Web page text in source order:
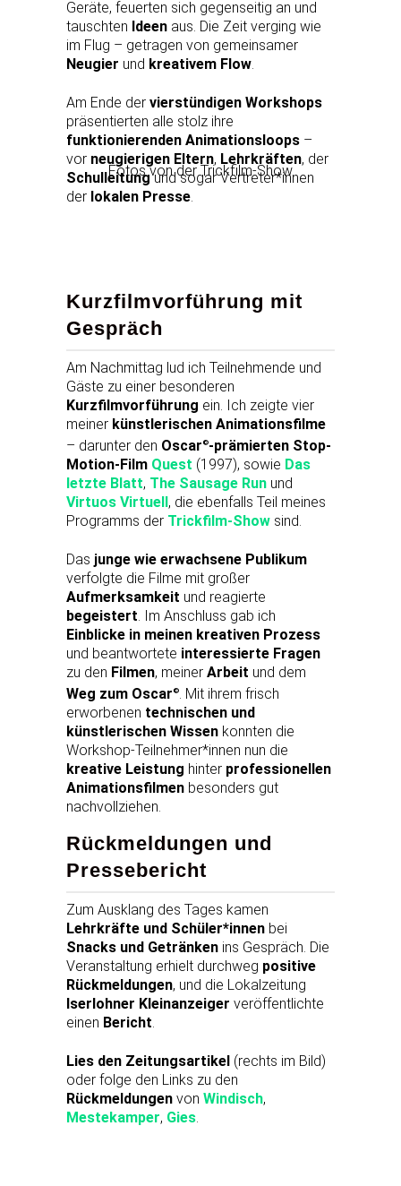
Geräte, feuerten sich gegenseitig an und
tauschten Ideen aus. Die Zeit verging wie
im Flug – getragen von gemeinsamer
Neugier und kreativem Flow
Am Ende der vierstündigen Workshops
präsentierten alle stolz ihre
funktionierenden Animationsloops –
vor neugierigen Eltern, Lehrkräften, der
Schulleitungund sogar Vertreter*innen
der lokalen Presse
Fotos von der Trickfilm-Show
Kurzfilmvorführung mit
Gespräch
Am Nachmittag lud ich Teilnehmende und
Gäste zu einer besonderen
Kurzfilmvorführung ein. Ich zeigte vier
meiner künstlerischen Animationsfilme
– darunter den Oscar©-prämierten Stop-
Motion-Film Quest (1997), sowie Das
letzte Blatt, The Sausage Run und
Virtuos Virtuell, die ebenfalls Teil meines
Programms der Trickfilm-Show sind.
Das junge wie erwachsene Publikum
verfolgte die Filme mit großer
Aufmerksamkeit und reagierte
begeistert. Im Anschluss gab ich
Einblicke in meinen kreativen Prozess
und beantwortete interessierte Fragen
zu den Filmen, meiner Arbeit und dem
Weg zum Oscar©. Mit ihrem frisch
erworbenen technischen und
künstlerischen Wissen konnten die
Workshop-Teilnehmer*innen nun die
kreative Leistung hinter professionellen
Animationsfilmen besonders gut
nachvollziehen.
Rückmeldungen und
Pressebericht
Zum Ausklang des Tages kamen
Lehrkräfte und Schüler*innen bei
Snacks und Getränken ins Gespräch. Die
Veranstaltung erhielt durchweg positive
Rückmeldungen, und die Lokalzeitung
Iserlohner Kleinanzeiger veröffentlichte
einen Bericht.
Lies den Zeitungsartikel (rechts im Bild)
oder folge den Links zu den
Rückmeldungen von Windisch,
Mestekamper, Gies.